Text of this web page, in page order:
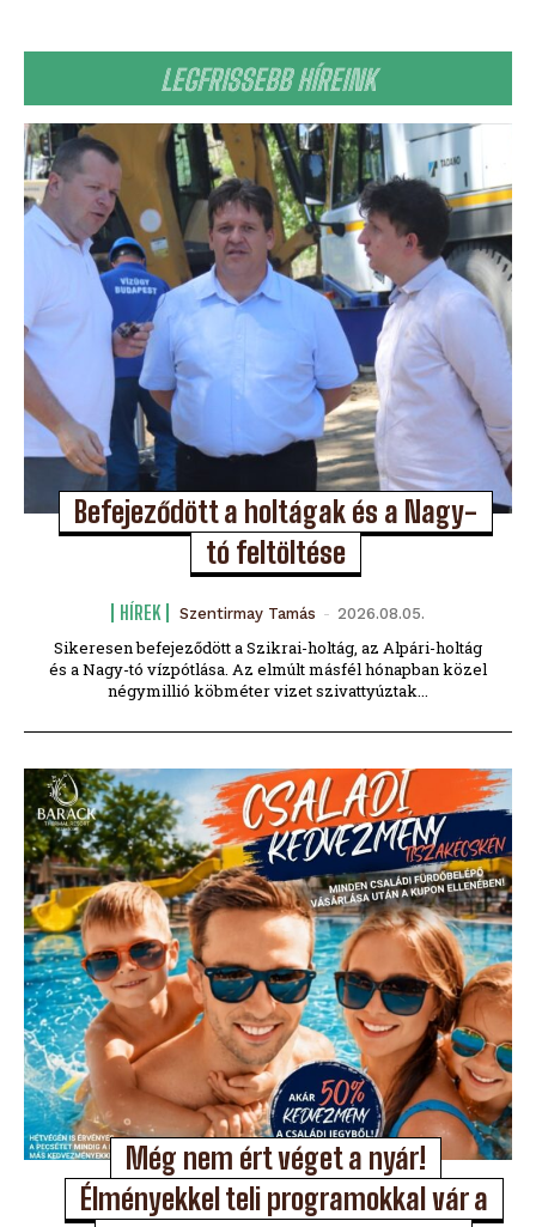
LEGFRISSEBB HÍREINK
Befejeződött a holtágak és a Nagy-
tó feltöltése
HÍREK Szentirmay Tamás - 2026.08.05.
Sikeresen befejeződött a Szikrai-holtág, az Alpári-holtág
és a Nagy-tó vízpótlása. Az elmúlt másfél hónapban közel
négymillió köbméter vizet szivattyúztak...
Még nem ért véget a nyár!
Élményekkel teli programokkal vár a